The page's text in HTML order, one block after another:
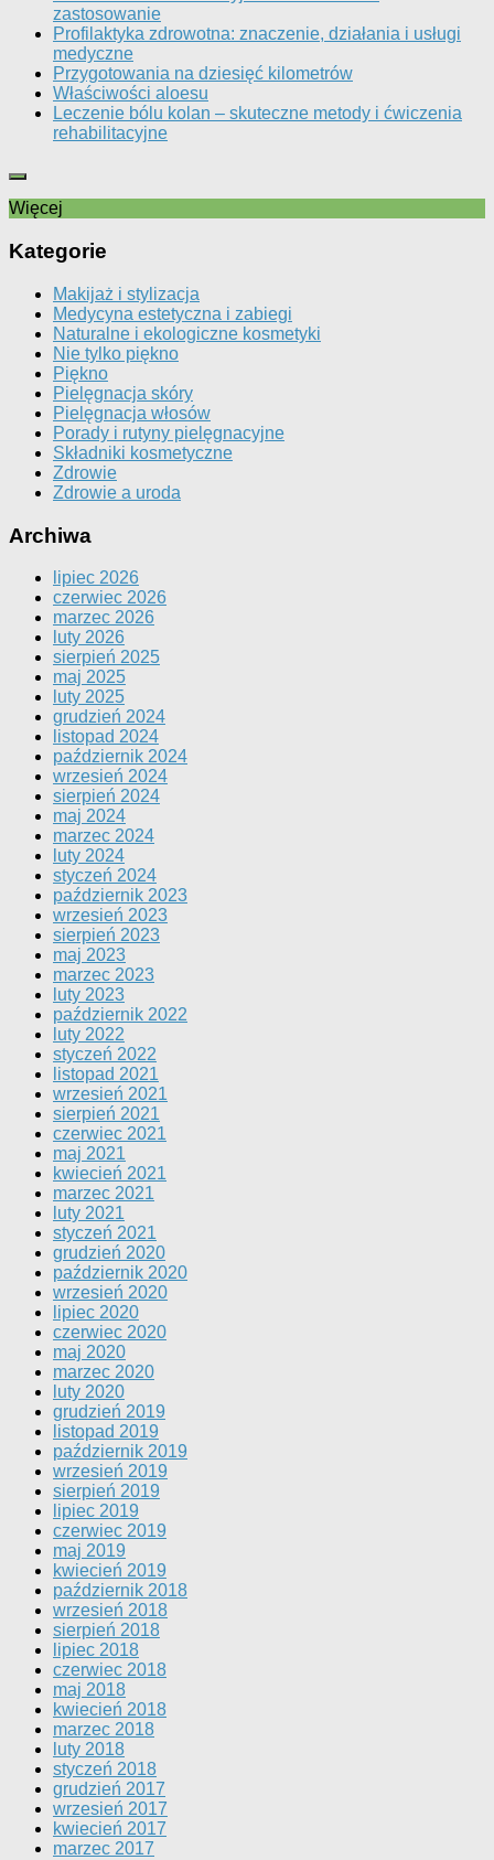
zastosowanie
Profilaktyka zdrowotna: znaczenie, działania i usługi
medyczne
Przygotowania na dziesięć kilometrów
Właściwości aloesu
Leczenie bólu kolan – skuteczne metody i ćwiczenia
rehabilitacyjne
Więcej
Kategorie
Makijaż i stylizacja
Medycyna estetyczna i zabiegi
Naturalne i ekologiczne kosmetyki
Nie tylko piękno
Piękno
Pielęgnacja skóry
Pielęgnacja włosów
Porady i rutyny pielęgnacyjne
Składniki kosmetyczne
Zdrowie
Zdrowie a uroda
Archiwa
lipiec 2026
czerwiec 2026
marzec 2026
luty 2026
sierpień 2025
maj 2025
luty 2025
grudzień 2024
listopad 2024
październik 2024
wrzesień 2024
sierpień 2024
maj 2024
marzec 2024
luty 2024
styczeń 2024
październik 2023
wrzesień 2023
sierpień 2023
maj 2023
marzec 2023
luty 2023
październik 2022
luty 2022
styczeń 2022
listopad 2021
wrzesień 2021
sierpień 2021
czerwiec 2021
maj 2021
kwiecień 2021
marzec 2021
luty 2021
styczeń 2021
grudzień 2020
październik 2020
wrzesień 2020
lipiec 2020
czerwiec 2020
maj 2020
marzec 2020
luty 2020
grudzień 2019
listopad 2019
październik 2019
wrzesień 2019
sierpień 2019
lipiec 2019
czerwiec 2019
maj 2019
kwiecień 2019
październik 2018
wrzesień 2018
sierpień 2018
lipiec 2018
czerwiec 2018
maj 2018
kwiecień 2018
marzec 2018
luty 2018
styczeń 2018
grudzień 2017
wrzesień 2017
kwiecień 2017
marzec 2017